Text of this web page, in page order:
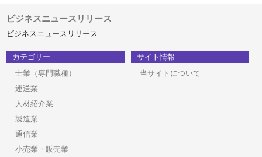
ビジネスニュースリリース
ビジネスニュースリリース
カテゴリー
士業（専門職種）
運送業
人材紹介業
製造業
通信業
小売業・販売業
サイト情報
当サイトについて